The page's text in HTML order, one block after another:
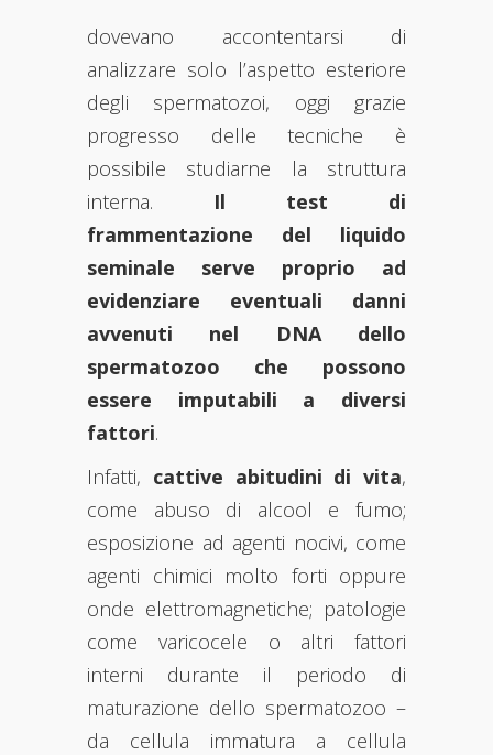
dovevano accontentarsi di
analizzare solo l’aspetto esteriore
degli spermatozoi, oggi grazie
progresso delle tecniche è
possibile studiarne la struttura
interna. Il test di
frammentazione del liquido
seminale serve proprio ad
evidenziare eventuali danni
avvenuti nel DNA dello
spermatozoo che possono
essere imputabili a diversi
fattori.
Infatti, cattive abitudini di vita,
come abuso di alcool e fumo;
esposizione ad agenti nocivi, come
agenti chimici molto forti oppure
onde elettromagnetiche; patologie
come varicocele o altri fattori
interni durante il periodo di
maturazione dello spermatozoo –
da cellula immatura a cellula